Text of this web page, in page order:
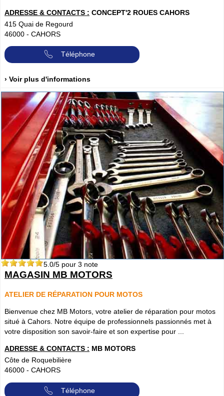
ADRESSE & CONTACTS : CONCEPT'2 ROUES CAHORS
415 Quai de Regourd
46000 - CAHORS
Téléphone
› Voir plus d'informations
5.0/5 pour 3 note
MAGASIN MB MOTORS
ATELIER DE RÉPARATION POUR MOTOS
Bienvenue chez MB Motors, votre atelier de réparation pour motos
situé à Cahors. Notre équipe de professionnels passionnés met à
votre disposition son savoir-faire et son expertise pour ...
ADRESSE & CONTACTS : MB MOTORS
Côte de Roquebilière
46000 - CAHORS
Téléphone